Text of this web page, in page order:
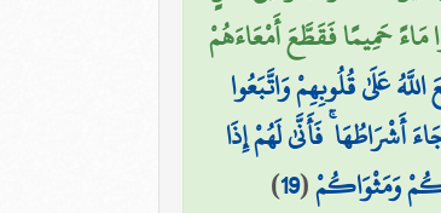
حَمِيمًا فَقَطَّعَ أَمْعَاءَهُمْ
عَلَىٰ قُلُوبِهِمْ وَاتَّبَعُوا
أَشْرَاطُهَا ۚ فَأَنَّىٰ لَهُمْ إِذَا
وَمَثْوَاكُمْ(
19
)